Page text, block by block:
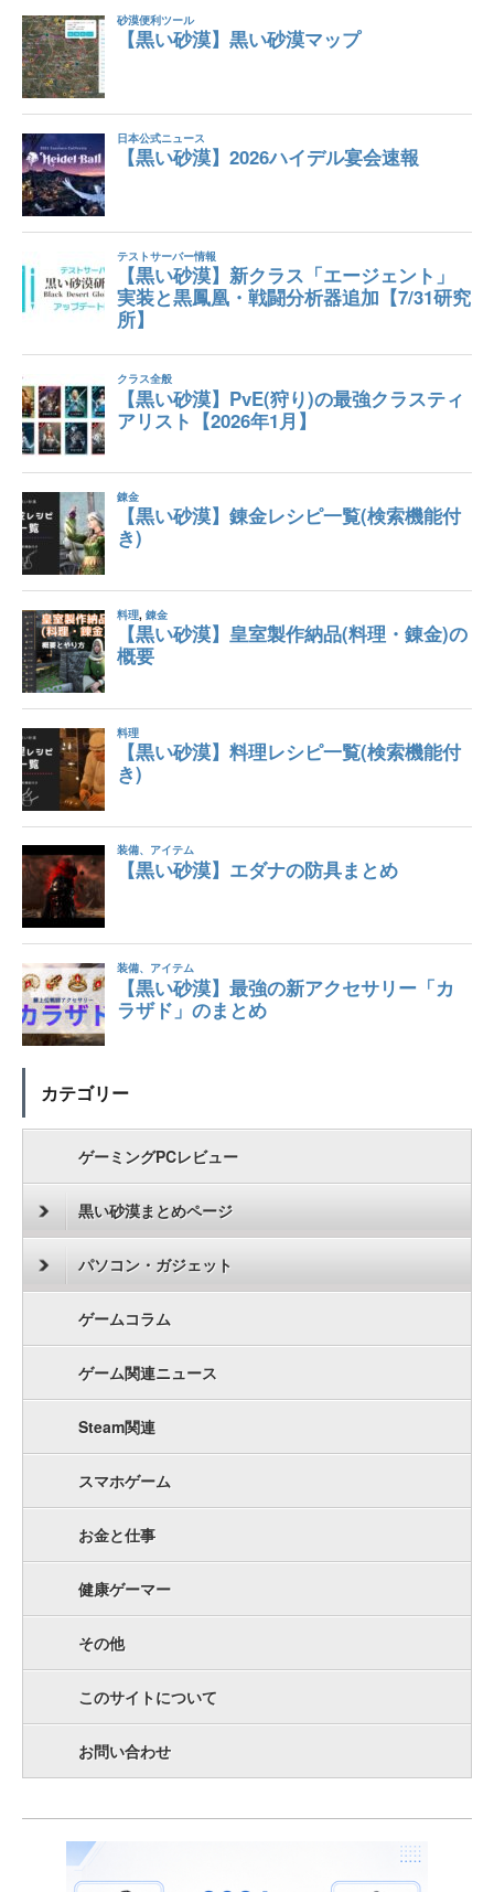
カテゴリー
ゲーミングPCレビュー
黒い砂漠まとめページ
パソコン・ガジェット
ゲームコラム
ゲーム関連ニュース
Steam関連
スマホゲーム
お金と仕事
健康ゲーマー
その他
このサイトについて
お問い合わせ